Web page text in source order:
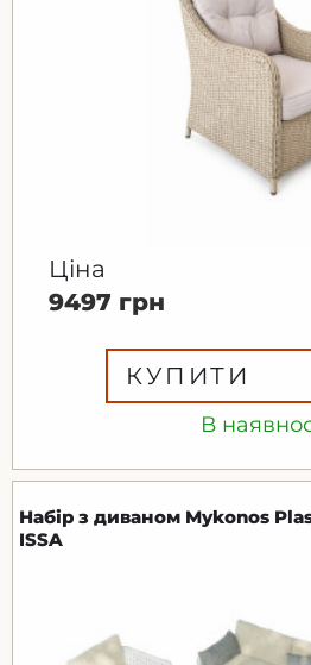
В
Ціна
9497 грн
КУПИТИ
Набір з диваном Mykonos
ISSA